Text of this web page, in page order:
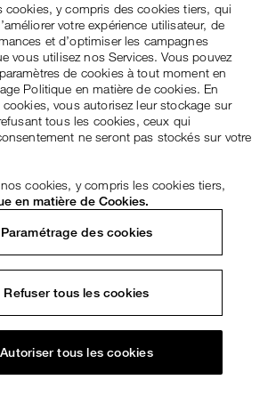
cookies, y compris des cookies tiers, qui
votre expérience utilisateur, de
et d’optimiser les campagnes
vous utilisez nos Services. Vous pouvez
de cookies à tout moment en
Politique en matière de cookies. En
vous autorisez leur stockage sur
tous les cookies, ceux qui
ne seront pas stockés sur votre
cookies, y compris les cookies tiers,
en matière de Cookies.
Paramétrage des cookies
Refuser tous les cookies
Autoriser tous les cookies